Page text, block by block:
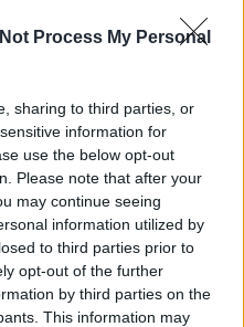
Process My Personal
sharing to third parties, or
information for
use the below opt-out
Please note that after your
may continue seeing
information utilized by
to third parties prior to
opt-out of the further
by third parties on the
This information may